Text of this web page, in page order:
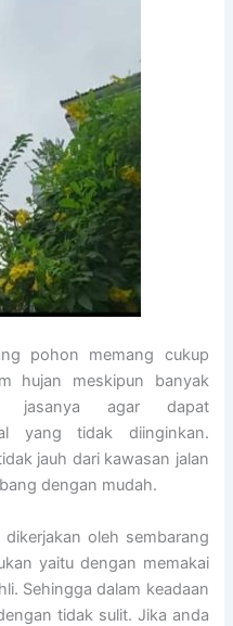
pohon memang cukup
hujan meskipun banyak
jasanya agar dapat
yang tidak diinginkan.
jauh dari kawasan jalan
dengan mudah.
oleh sembarang
yaitu dengan memakai
Sehingga dalam keadaan
tidak sulit. Jika anda